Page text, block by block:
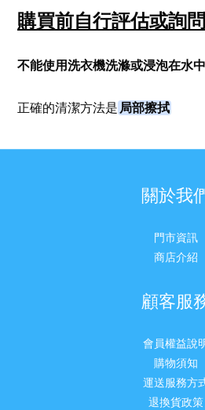
購買前自行評估或詢
不能使用洗衣機洗滌或浸泡在水中
正確的清潔方法是 局部擦拭
關於我
門市資訊
商店介紹
顧客服
會員權益說
購物須知
運送服務方
退換貨政策